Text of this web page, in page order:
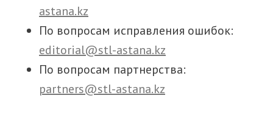
astana.kz
По вопросам исправления ошибок:
editorial@stl-astana.kz
По вопросам партнерства:
partners@stl-astana.kz